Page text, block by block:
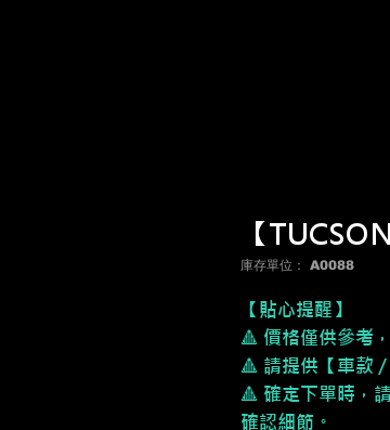
【
庫存單位： A0088
【貼心提醒】
🔺 價格僅供參考
🔺 請提供【車款
🔺 確定下單時，
確認細節。